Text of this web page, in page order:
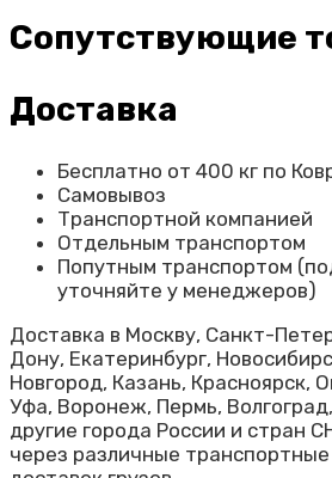
Сопутствующие
Доставка
Бесплатно от 400 кг по
Самовывоз
Транспортной компанией
Отдельным транспортом
Попутным транспортом
уточняйте у менеджеров)
Доставка в Москву, Санкт-
Дону, Екатеринбург,
Новгород, Казань, Красноярск,
Уфа, Воронеж, Пермь,
другие города России и стран
через различные